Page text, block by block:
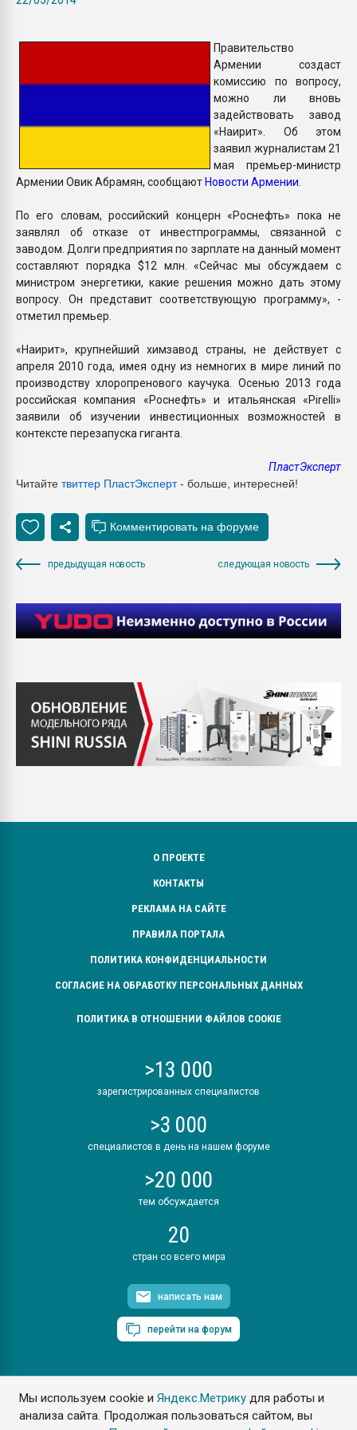
Мы используем cookie иЯндекс.Метрику для работы и
анализа сайта. Продолжая пользоваться сайтом, вы
ПЕРЕЙТИ НА
Правительство
Армении создаст
комиссию по вопросу,
можно ли вновь
задействовать завод
«Наирит». Об этом
заявил журналистам 21
мая премьер-министр
Армении Овик Абрамян, сообщаютНовости Армении
По его словам, российский концерн «Роснефть» пока не
заявлял об отказе от инвестпрограммы, связанной с
заводом. Долги предприятия по зарплате на данный момент
составляют порядка $12 млн. «Сейчас мы обсуждаем с
министром энергетики, какие решения можно дать этому
вопросу. Он представит соответствующую программу», -
отметил премьер.
«Наирит», крупнейший химзавод страны, не действует с
апреля 2010 года, имея одну из немногих в мире линий по
производству хлоропренового каучука. Осенью 2013 года
российская компания «Роснефть» и итальянская «Pirelli»
заявили об изучении инвестиционных возможностей в
контексте перезапуска гиганта.
ПластЭксперт
Читайте твиттер ПластЭксперт- больше, интересней!
предыдущая новость следующая новость
О ПРОЕКТЕ
КОНТАКТЫ
РЕКЛАМА НА САЙТЕ
ПРАВИЛА ПОРТАЛА
ПОЛИТИКА КОНФИДЕНЦИАЛЬНОСТИ
СОГЛАСИЕ НА ОБРАБОТКУ ПЕРСОНАЛЬНЫХ ДАННЫХ
ПОЛИТИКА В ОТНОШЕНИИ ФАЙЛОВ COOKIE
>13 000
зарегистрированных специалистов
>3 000
специалистов в день на нашем форуме
>20 000
тем обсуждается
20
стран со всего мира
написать нам
перейти на форум
ПластЭксперт © 2006. Все права защищены
Разрешается копирование материалов сайта с обязательной